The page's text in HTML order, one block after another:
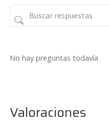
No hay preguntas todavía
Valoraciones